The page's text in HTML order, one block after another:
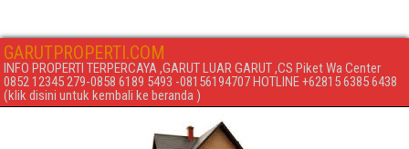
GARUTPROPERTI.COM
INFO PROPERTI TERPERCAYA ,GARUT LUAR GARUT ,CS Piket Wa Center
0852 12345 279-0858 6189 5493 -08156194707 HOTLINE +62815 6385 6438
(klik disini untuk kembali ke beranda )